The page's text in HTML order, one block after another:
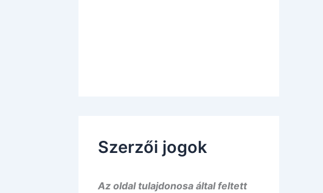
Szerzői jogok
Az oldal tulajdonosa által feltett